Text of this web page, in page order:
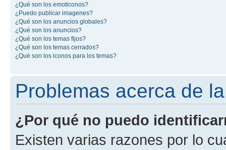
¿Qué son los emoticonos?
¿Puedo publicar imagenes?
¿Qué son los anuncios globales?
¿Qué son los anuncios?
¿Qué son los temas fijos?
¿Qué son los temas cerrados?
¿Qué son los iconos para los temas?
Problemas acerca de
¿Por qué no puedo
Existen varias razones por lo